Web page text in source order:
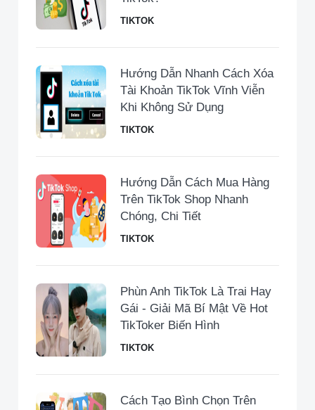
TIKTOK
Hướng Dẫn Nhanh Cách Xóa
Tài Khoản TikTok Vĩnh Viễn
Khi Không Sử Dụng
TIKTOK
Hướng Dẫn Cách Mua Hàng
Trên TikTok Shop Nhanh
Chóng, Chi Tiết
TIKTOK
Phùn Anh TikTok Là Trai Hay
Gái - Giải Mã Bí Mật Về Hot
TikToker Biến Hình
TIKTOK
Cách Tạo Bình Chọn Trên